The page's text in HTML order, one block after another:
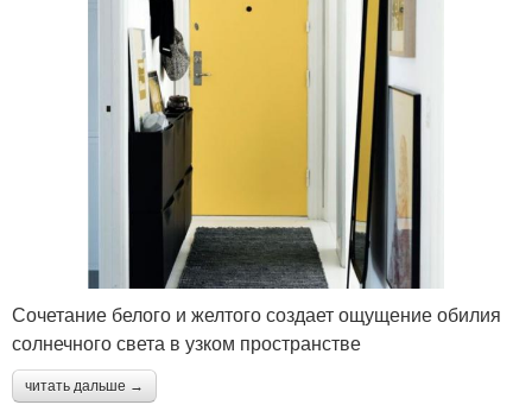
Сочетание белого и желтого создает ощущение обилия
солнечного света в узком пространстве
читать дальше →